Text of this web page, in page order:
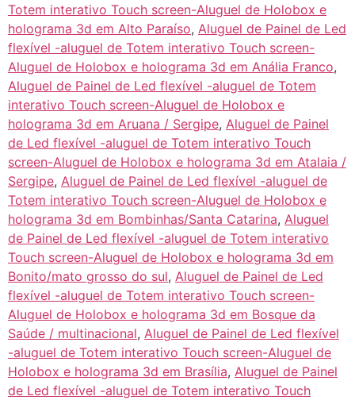
Totem interativo Touch screen-Aluguel de Holobox e
holograma 3d em Alto Paraíso, Aluguel de Painel de Led
flexível -aluguel de Totem interativo Touch screen-
Aluguel de Holobox e holograma 3d em Anália Franco,
Aluguel de Painel de Led flexível -aluguel de Totem
interativo Touch screen-Aluguel de Holobox e
holograma 3d em Aruana / Sergipe, Aluguel de Painel
de Led flexível -aluguel de Totem interativo Touch
screen-Aluguel de Holobox e holograma 3d em Atalaia /
Sergipe, Aluguel de Painel de Led flexível -aluguel de
Totem interativo Touch screen-Aluguel de Holobox e
holograma 3d em Bombinhas/Santa Catarina, Aluguel
de Painel de Led flexível -aluguel de Totem interativo
Touch screen-Aluguel de Holobox e holograma 3d em
Bonito/mato grosso do sul, Aluguel de Painel de Led
flexível -aluguel de Totem interativo Touch screen-
Aluguel de Holobox e holograma 3d em Bosque da
Saúde / multinacional, Aluguel de Painel de Led flexível
-aluguel de Totem interativo Touch screen-Aluguel de
Holobox e holograma 3d em Brasília, Aluguel de Painel
de Led flexível -aluguel de Totem interativo Touch